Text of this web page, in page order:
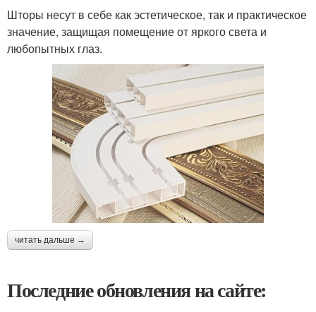
Шторы несут в себе как эстетическое, так и практическое
значение, защищая помещение от яркого света и
любопытных глаз.
читать дальше →
Последние обновления на сайте: